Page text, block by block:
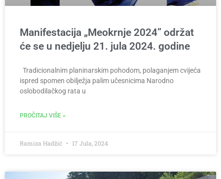
Manifestacija „Meokrnje 2024” održat
će se u nedjelju 21. jula 2024. godine
Tradicionalnim planinarskim pohodom, polaganjem cvijeća
ispred spomen obilježja palim učesnicima Narodno
oslobodilačkog rata u
PROČITAJ VIŠE »
Ramiza Hadžić 17 Jula, 2024